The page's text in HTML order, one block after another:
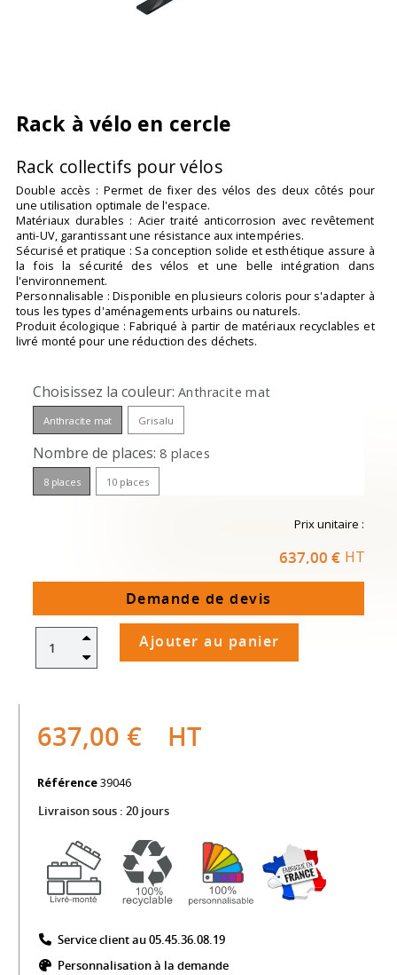
Rack à vélo en cercle
Rack collectifs pour vélos
Double accès : Permet de fixer des vélos des deux côtés pour
une utilisation optimale de l'espace.
Matériaux durables : Acier traité anticorrosion avec revêtement
anti-UV, garantissant une résistance aux intempéries.
Sécurisé et pratique : Sa conception solide et esthétique assure à
la fois la sécurité des vélos et une belle intégration dans
l'environnement.
Personnalisable : Disponible en plusieurs coloris pour s'adapter à
tous les types d'aménagements urbains ou naturels.
Produit écologique : Fabriqué à partir de matériaux recyclables et
livré monté pour une réduction des déchets.
Choisissez la couleur Anthracite mat
Anthracite mat Gris alu
Nombre de places 8 places
8 places 10 places
Prix unitaire :
637,00 € HT
Demande de devis
Ajouter au panier
637,00 € HT
Référence39046
Livraison sous : 20 jours
Service client au 05.45.36.08.19​
Personnalisation à la demande